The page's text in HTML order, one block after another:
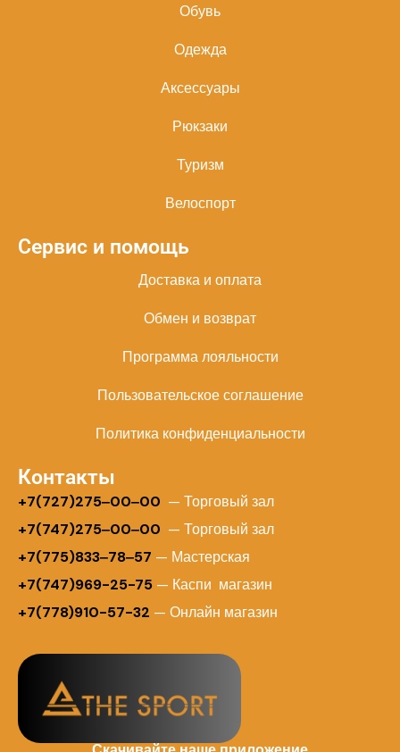
Обувь
Одежда
Аксессуары
Рюкзаки
Туризм
Велоспорт
Сервис и помощь
Доставка и оплата
Обмен и возврат
Программа лояльности
Пользовательское соглашение
Политика конфиденциальности
Контакты
+7(727)275‒00‒00 — Торговый зал
+7(747)275‒00‒00 — Торговый зал
+7(775)833‒78‒57 — Мастерская
+7(747)969-25-75 — Каспи магазин
+7(778)910-57-32 — Онлайн магазин